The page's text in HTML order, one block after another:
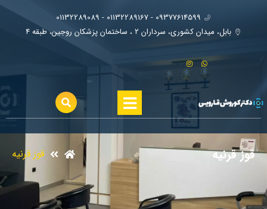
09377614599 - 01132289167 - 01132289089
بابل، ميدان كشوري، سرداران ٢ ، ساختمان پزشكان روجين، طبقه ٤
قوز قرنیه قوز قرنیه